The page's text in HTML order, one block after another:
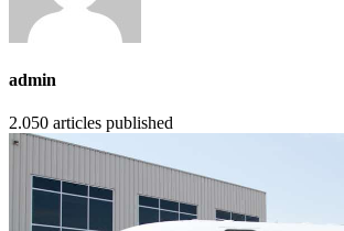
admin
2.050 articles published